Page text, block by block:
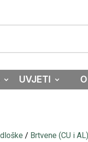
UVJETI
/ Brtvene (CU i AL)